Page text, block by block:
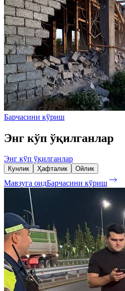
Барчасини кўриш
Энг кўп ўқилганлар
Энг кўп ўқилганлар
Кунлик Ҳафталик Ойлик
Мавзуга оидБарчасини кўриш